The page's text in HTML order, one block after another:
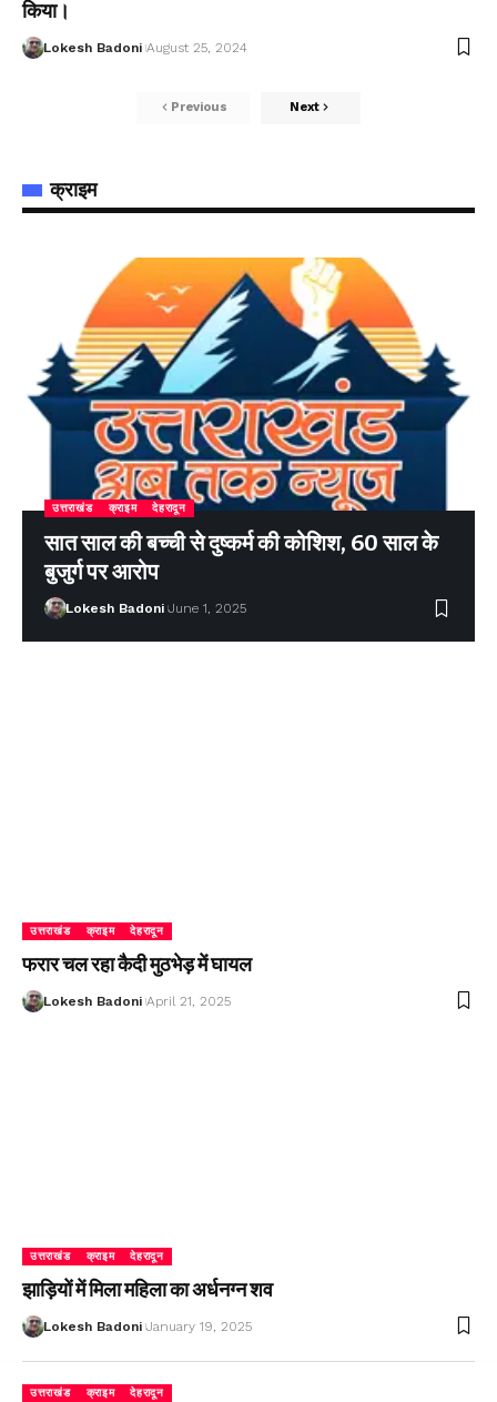
किया।
Lokesh Badoni August 25, 2024
Previous Next
क्राइम
उत्तराखंड क्राइम देहरादून
सात साल की बच्ची से दुष्कर्म की कोशिश, 60 साल के
बुजुर्ग पर आरोप
Lokesh Badoni June 1, 2025
उत्तराखंड क्राइम देहरादून
फरार चल रहा कैदी मुठभेड़ में घायल
Lokesh Badoni April 21, 2025
उत्तराखंड क्राइम देहरादून
झाड़ियों में मिला महिला का अर्धनग्न शव
Lokesh Badoni January 19, 2025
उत्तराखंड क्राइम देहरादून